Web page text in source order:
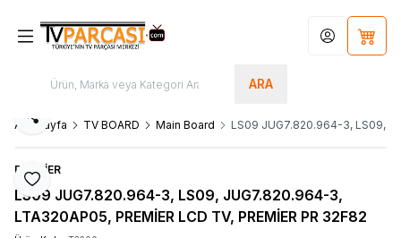
ARA
Hesabım
Ana Sayfa TV BOARD Main Board LS09 JUG7.820.964-3, LS09,
Favoriye Ekle
Paylaş
PREMİER
LS09 JUG7.820.964-3, LS09, JUG7.820.964-3,
LTA320AP05, PREMİER LCD TV, PREMİER PR 32F82